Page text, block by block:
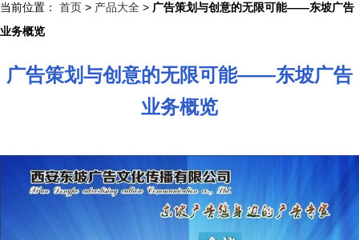
当前位置： 首页 > 产品大全 > 广告策划与创意的无限可能——东坡广告
业务概览
广告策划与创意的无限可能——东坡广告
业务概览